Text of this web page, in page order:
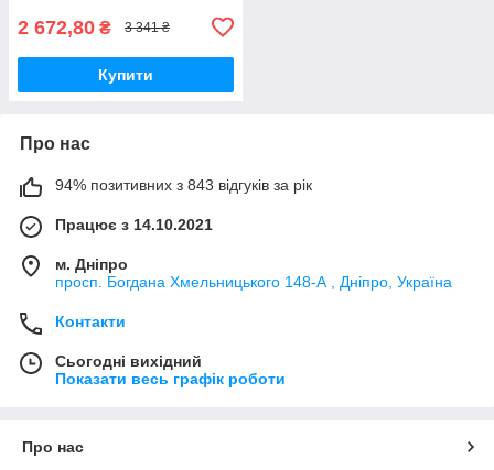
2 672,80 ₴ 3 341 ₴
Купити
Про нас
94% позитивних з 843 відгуків за рік
Працює з 14.10.2021
м. Дніпро
просп. Богдана Хмельницького 148-А , Дніпро, Україна
Контакти
Сьогодні вихідний
Показати весь графік роботи
Про нас